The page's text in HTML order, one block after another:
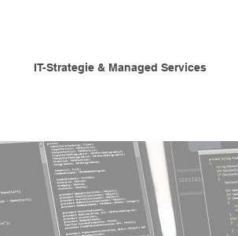
IT-Strategie & Managed Services